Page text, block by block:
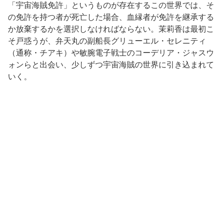
「宇宙海賊免許」というものが存在するこの世界では、そ
の免許を持つ者が死亡した場合、血縁者が免許を継承する
か放棄するかを選択しなければならない。茉莉香は最初こ
そ戸惑うが、弁天丸の副船長グリューエル・セレニティ
（通称・チアキ）や敏腕電子戦士のコーデリア・ジャスウ
ォンらと出会い、少しずつ宇宙海賊の世界に引き込まれて
いく。